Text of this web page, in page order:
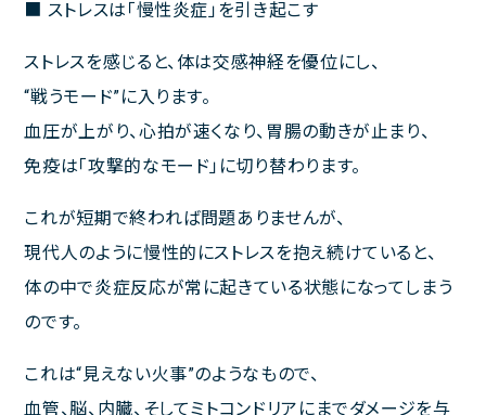
午前 9:00～13:00 午後 14:00～18:00
■ ストレスは「慢性炎症」を引き起こす
ストレスを感じると、体は交感神経を優位にし、
“戦うモード”に入ります。
血圧が上がり、心拍が速くなり、胃腸の動きが止まり、
免疫は「攻撃的なモード」に切り替わります。
これが短期で終われば問題ありませんが、
現代人のように慢性的にストレスを抱え続けていると、
体の中で炎症反応が常に起きている状態になってしまう
のです。
これは“見えない火事”のようなもので、
血管、脳、内臓、そしてミトコンドリアにまでダメージを与